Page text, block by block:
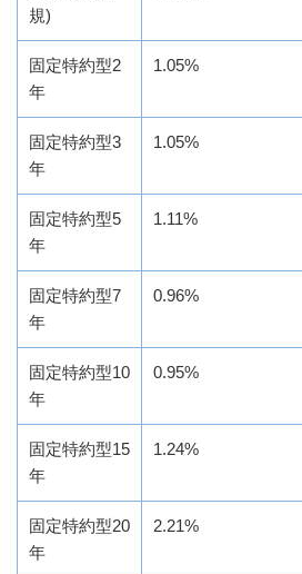
規)
固定特約型2
年
1.05%
固定特約型3
年
1.05%
固定特約型5
年
1.11%
固定特約型7
年
0.96%
固定特約型10
年
0.95%
固定特約型15
年
1.24%
固定特約型20
年
2.21%